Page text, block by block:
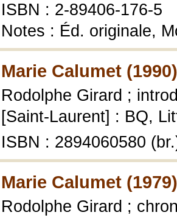
ISBN : 2-89406-176-5
Notes : Éd. originale,
Marie Calumet (1990)
Rodolphe Girard ;
[Saint-Laurent] : BQ,
ISBN : 2894060580
Marie Calumet (1979)
Rodolphe Girard ;